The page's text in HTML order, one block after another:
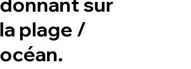
la plage /
océan.